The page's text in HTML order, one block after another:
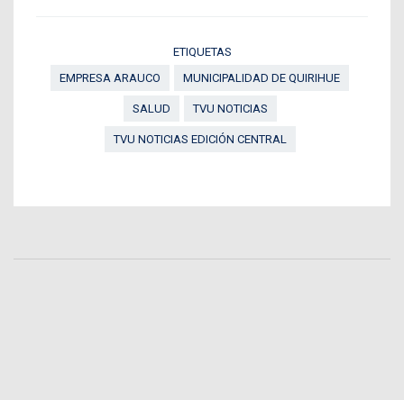
ETIQUETAS
EMPRESA ARAUCO
MUNICIPALIDAD DE QUIRIHUE
SALUD TVU NOTICIAS
TVU NOTICIAS EDICIÓN CENTRAL